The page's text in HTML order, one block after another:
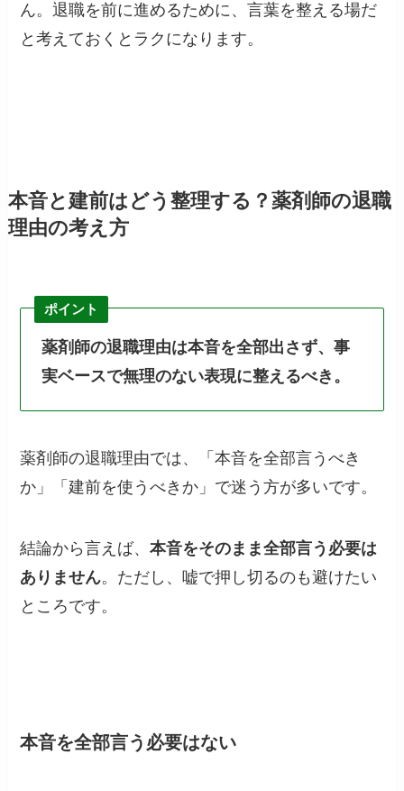
ん。退職を前に進めるために、言葉を整える場だ
と考えておくとラクになります。
本音と建前はどう整理する？薬剤師の退職
理由の考え方
ポイント
薬剤師の退職理由は本音を全部出さず、事
実ベースで無理のない表現に整えるべき。
薬剤師の退職理由では、「本音を全部言うべき
か」「建前を使うべきか」で迷う方が多いです。
結論から言えば、本音をそのまま全部言う必要は
ありません。ただし、嘘で押し切るのも避けたい
ところです。
本音を全部言う必要はない